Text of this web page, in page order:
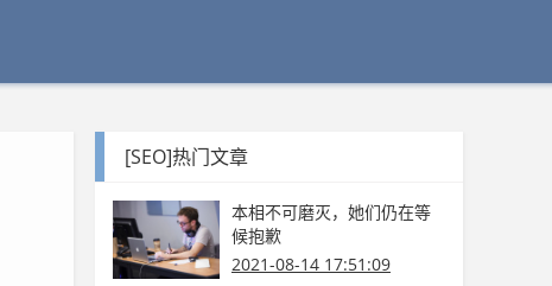
[SEO]热门文章
本相不可磨灭，她们仍在等
候抱歉
2021-08-14 17:51:09